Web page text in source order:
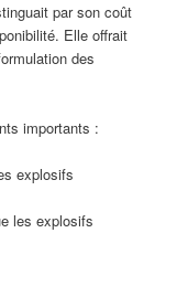
par son coût
Elle offrait
des
importants :
explosifs
les explosifs